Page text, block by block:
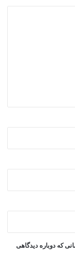
که دوباره دیدگاهی